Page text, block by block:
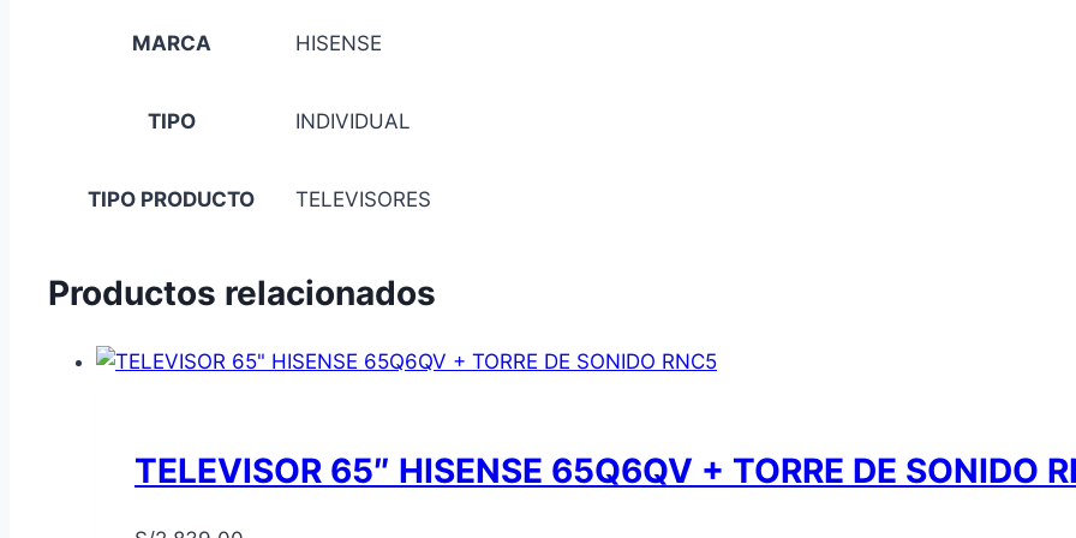
MARCA HISENSE
TIPO INDIVIDUAL
TIPO PRODUCTO TELEVISORES
Productos relacionados
TELEVISOR 65″ HISENSE 65Q6QV + TORRE DE SONIDO